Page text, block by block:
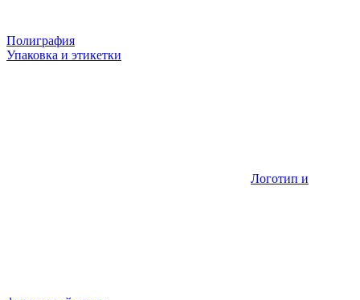
Полиграфия
Упаковка и этикетки
Логотип и